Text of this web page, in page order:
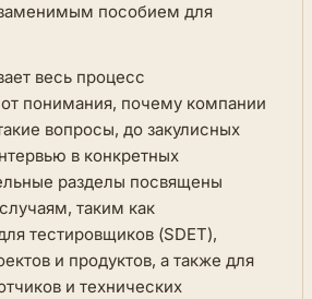
пособием для
весь процесс
понимания, почему компании
вопросы, до закулисных
в конкретных
разделы посвящены
таким как
тестировщиков (SDET),
и продуктов, а также для
и технических